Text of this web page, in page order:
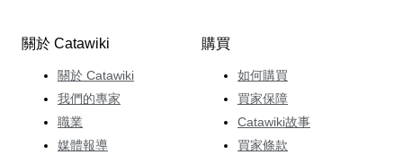
關於 Catawiki
關於 Catawiki
我們的專家
職業
媒體報導
購買
如何購買
買家保障
Catawiki故事
買家條款